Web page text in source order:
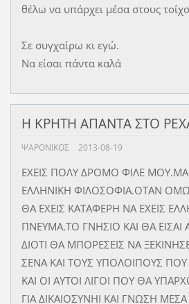
θέλω να υπάρχει μέσα στους
Σε συγχαίρω κι εγώ.
Να είσαι πάντα καλά
Η ΚΡΗΤΗ ΑΠΑΝΤΑ ΣΤΟ
ΨΑΡΟΝΙΚΟΣ 2013-08-19
ΕΧΕΙΣ ΠΟΛΥ ΔΡΟΜΟ ΦΙΛΕ
ΕΛΛΗΝΙΚΗ ΦΙΛΟΣΟΦΙΑ.ΟΤΑΝ
ΘΑ ΕΧΕΙΣ ΚΑΤΑΦΕΡΗ ΝΑ ΕΧΕΙΣ
ΠΝΕΥΜΑ.ΤΟ ΓΝΗΣΙΟ ΚΑΙ ΘΑ
ΔΙΟΤΙ ΘΑ ΜΠΟΡΕΣΕΙΣ ΝΑ
ΣΕΝΑ ΚΑΙ ΤΟΥΣ ΥΠΟΛΟΙΠΟΥΣ
ΚΑΙ ΟΙ ΑΥΤΟΙ ΛΙΓΟΙ ΠΟΥ ΘΑ
ΓΙΑ ΔΙΚΑΙΟΣΥΝΗΙ ΚΑΙ ΓΝΩΣΗ